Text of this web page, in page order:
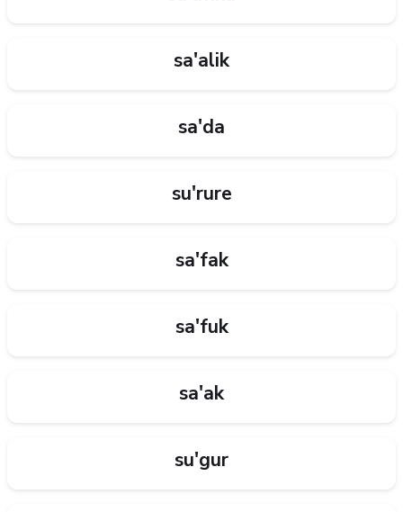
sa'alik
sa'da
su'rure
sa'fak
sa'fuk
sa'ak
su'gur